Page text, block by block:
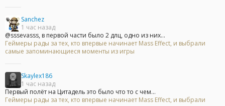
Sanchez
1 час назад
@sssevasss, в первой части было 2 длц, одно из них...
Геймеры рады за тех, кто впервые начинает Mass Effect, и выбрали
самые запоминающиеся моменты из игры
Skaylex186
1 час назад
Первый полёт на Цитадель это было что то с чем...
Геймеры рады за тех, кто впервые начинает Mass Effect, и выбрали